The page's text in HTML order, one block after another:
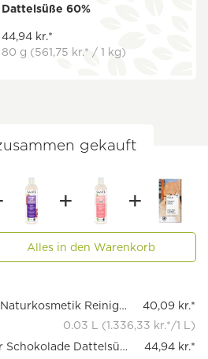
Dattelsüße 60%
44,94 kr.*
80 g (561,75 kr.* / 1 kg)
gekauft
Alles in den Warenkorb
Dieser Artikel: CMD Naturkosmetik Reinigungsmilch Rio de Coco
40,09 kr.*
0.03 L (1.336,33 kr.*/1 L)
Vivani Bio Zartbitter Schokolade Dattelsüße 60%
44,94 kr.*